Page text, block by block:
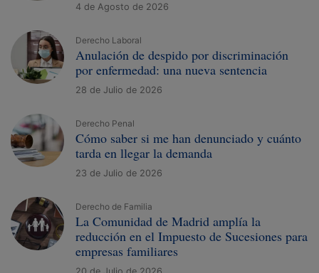
4 de Agosto de 2026
Derecho Laboral
Anulación de despido por discriminación
por enfermedad: una nueva sentencia
28 de Julio de 2026
Derecho Penal
Cómo saber si me han denunciado y cuánto
tarda en llegar la demanda
23 de Julio de 2026
Derecho de Familia
La Comunidad de Madrid amplía la
reducción en el Impuesto de Sucesiones para
empresas familiares